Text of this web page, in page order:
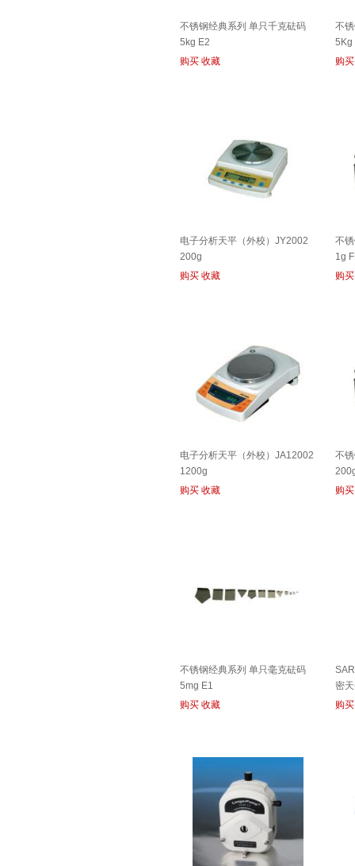
不锈钢经典系列 单只千克砝码
5kg E2
购买 收藏
不
5Kg
购买
电子分析天平（外校）JY2002
200g
购买 收藏
不
1g
购买
电子分析天平（外校）JA12002
1200g
购买 收藏
不
购买
不锈钢经典系列 单只毫克砝码
5mg E1
购买 收藏
密
购买